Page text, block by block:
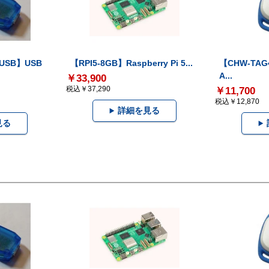
】USB
る
【RPI5-8GB】Raspberry Pi 5...
￥33,900
税込￥37,290
詳細を見る
【CHW-
A...
￥11,700
税込￥12,870